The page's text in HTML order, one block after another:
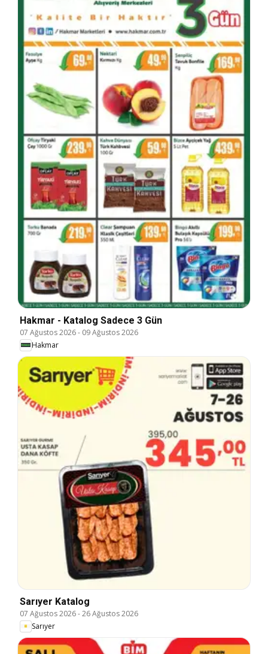
Hakmar - Katalog Sadece 3 Gün
07 Ağustos 2026- 09 Ağustos 2026
Hakmar
Sarıyer Katalog
07 Ağustos 2026-26 Ağustos 2026
Sarıyer